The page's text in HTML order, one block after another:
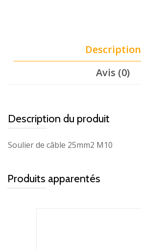
Description
Avis (0)
Description du produit
Soulier de câble 25mm2 M10
Produits apparentés